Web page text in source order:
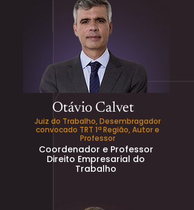
Coordenador e Professor
Direito Empresarial do
Trabalho
Juiz do Trabalho, Desembragador
convocado TRT 1ª Região, Autor e
Professor
Otávio Calvet